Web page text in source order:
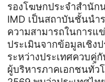
รองโฆษกประจำสำนัก
IMD เป็นสถาบันชั้นน
ความสามารถในการแ
ประเมินจากข้อมูลเชิง
ระหว่างประเทศควบคู่
ผู้บริหารภาคเอกชนทั่ว